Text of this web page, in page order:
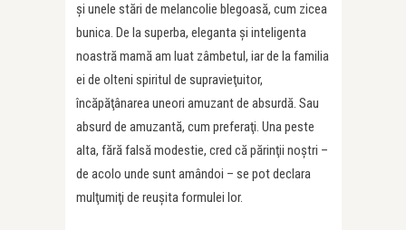
şi unele stări de melancolie blegoasă, cum zicea
bunica. De la superba, eleganta şi inteligenta
noastră mamă am luat zâmbetul, iar de la familia
ei de olteni spiritul de supravieţuitor,
încăpăţânarea uneori amuzant de absurdă. Sau
absurd de amuzantă, cum preferaţi. Una peste
alta, fără falsă modestie, cred că părinţii noştri –
de acolo unde sunt amândoi – se pot declara
mulţumiţi de reuşita formulei lor.